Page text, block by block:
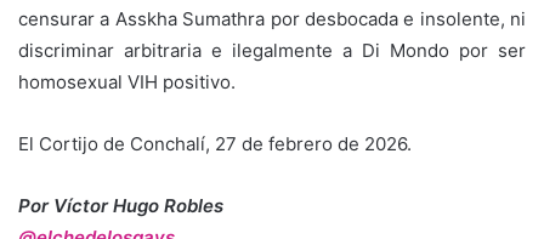
censurar a Asskha Sumathra por desbocada e insolente, ni
discriminar arbitraria e ilegalmente a Di Mondo por ser
homosexual VIH positivo.
El Cortijo de Conchalí, 27 de febrero de 2026.
Por Víctor Hugo Robles